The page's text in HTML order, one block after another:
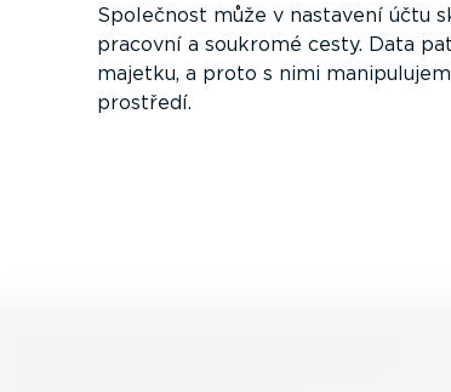
Společnost může v nastavení účtu
pracovní a soukromé cesty. Data
majetku, a proto s nimi
prostředí.